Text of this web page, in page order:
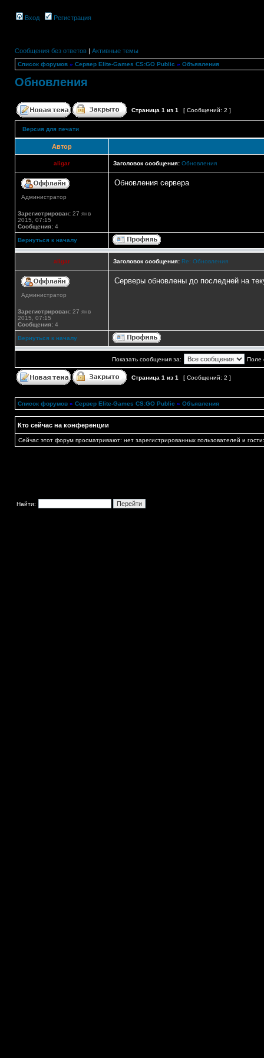
Вход Регистрация
Сообщения без ответов | Активные темы
Список форумов » Сервер Elite-Games CS:GO Public » Объявления
Обновления
Страница 1 из 1 [ Сообщений: 2 ]
Версия для печати
Автор
aligar Заголовок сообщения: Обновления
Администратор
Зарегистрирован: 27 янв
2015, 07:15
Сообщения: 4
Обновления сервера
Вернуться к началу
aligar Заголовок сообщения: Re: Обновления
Администратор
Зарегистрирован: 27 янв
2015, 07:15
Сообщения: 4
Серверы обновлены до последней на
Вернуться к началу
Показать сообщения за: Поле
Страница 1 из 1 [ Сообщений: 2 ]
Список форумов » Сервер Elite-Games CS:GO Public » Объявления
Кто сейчас на конференции
Сейчас этот форум просматривают: нет зарегистрированных пользователей и
Найти: